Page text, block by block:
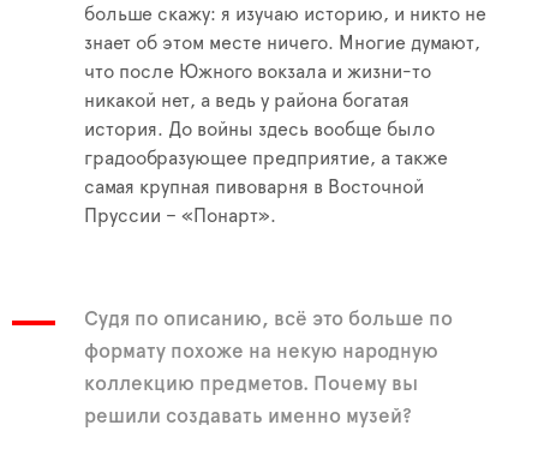
больше скажу: я изучаю историю, и никто не
знает об этом месте ничего. Многие думают,
что после Южного вокзала и жизни-то
никакой нет, а ведь у района богатая
история. До войны здесь вообще было
градообразующее предприятие, а также
самая крупная пивоварня в Восточной
Пруссии – «Понарт».
Судя по описанию, всё это больше по
формату похоже на некую народную
коллекцию предметов. Почему вы
решили создавать именно музей?